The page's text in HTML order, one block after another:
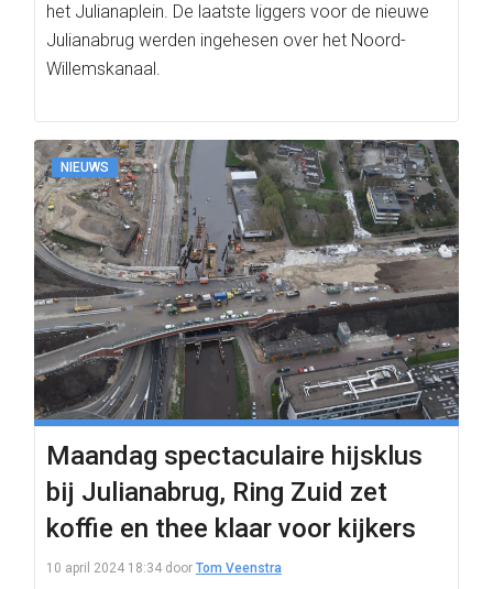
het Julianaplein. De laatste liggers voor de nieuwe
Julianabrug werden ingehesen over het Noord-
Willemskanaal.
NIEUWS
Maandag spectaculaire hijsklus
bij Julianabrug, Ring Zuid zet
koffie en thee klaar voor kijkers
10 april 2024 18:34 door Tom Veenstra